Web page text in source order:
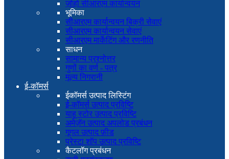
ज़ोहो सीआरएम कार्यान्वयन
भूमिका
सीआरएम कार्यान्वयन बिक्री सेवाएं
सीआरएम कार्यान्वयन सेवाएं
सीआरएम मार्केटिंग और रणनीति
साधन
सामान्य प्रश्नोत्तर
गुणों का वर्ण - पत्र
मूल्य निगरानी
ई-कॉमर्स
ईकॉमर्स उत्पाद लिस्टिंग
ई-कॉमर्स उत्पाद प्रविष्टि
याहू स्टोर उत्पाद प्रविष्टि
अमेज़ॅन उत्पाद अपलोड प्रबंधन
गूगल उत्पाद फ़ीड
प्रेस्टा शॉप उत्पाद प्रविष्टि
कैटलॉग प्रबंधन